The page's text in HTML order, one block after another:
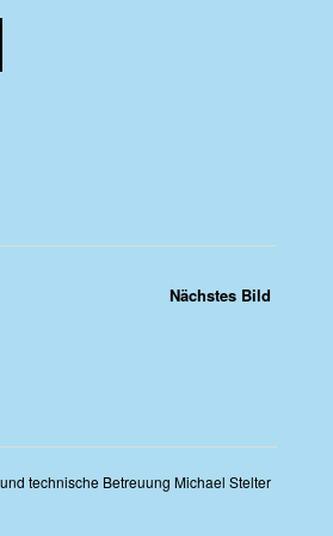
Nächstes Bild
technische Betreuung Michael Stelter